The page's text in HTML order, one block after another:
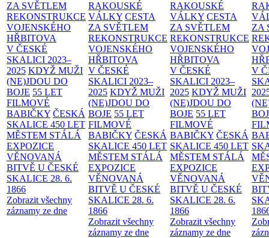
ZA SVĚTLEM
REKONSTRUKCE
VOJENSKÉHO
HŘBITOVA
V ČESKÉ
SKALICI 2023–
2025 KDYŽ MUŽI
(NE)JDOU DO
BOJE 55 LET
FILMOVÉ
BABIČKY ČESKÁ
SKALICE 450 LET
MĚSTEM STÁLÁ
EXPOZICE
VĚNOVANÁ
BITVĚ U ČESKÉ
SKALICE 28. 6.
1866
Zobrazit všechny
záznamy ze dne
RAKOUSKÉ
VÁLKY CESTA
ZA SVĚTLEM
REKONSTRUKCE
VOJENSKÉHO
HŘBITOVA
V ČESKÉ
SKALICI 2023–
2025 KDYŽ MUŽI
(NE)JDOU DO
BOJE 55 LET
FILMOVÉ
BABIČKY ČESKÁ
SKALICE 450 LET
MĚSTEM STÁLÁ
EXPOZICE
VĚNOVANÁ
BITVĚ U ČESKÉ
SKALICE 28. 6.
1866
Zobrazit všechny
záznamy ze dne
RAKOUSKÉ
VÁLKY CESTA
ZA SVĚTLEM
REKONSTRUKCE
VOJENSKÉHO
HŘBITOVA
V ČESKÉ
SKALICI 2023–
2025 KDYŽ MUŽI
(NE)JDOU DO
BOJE 55 LET
FILMOVÉ
BABIČKY ČESKÁ
SKALICE 450 LET
MĚSTEM STÁLÁ
EXPOZICE
VĚNOVANÁ
BITVĚ U ČESKÉ
SKALICE 28. 6.
1866
Zobrazit všechny
záznamy ze dne
ZA
V